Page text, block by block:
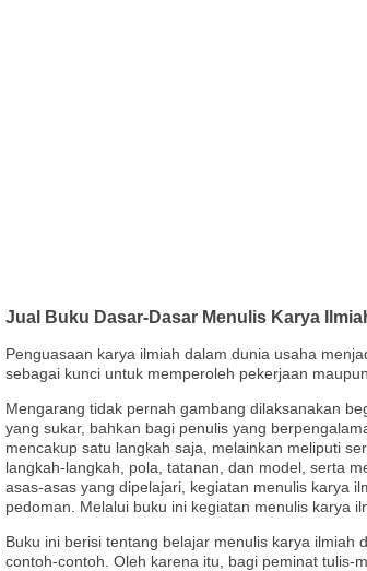
Jual Buku Dasar-Dasar Menulis Karya
Penguasaan karya ilmiah dalam dunia usaha
sebagai kunci untuk memperoleh pekerjaan
Mengarang tidak pernah gambang dilaksanakan
yang sukar, bahkan bagi penulis yang
mencakup satu langkah saja, melainkan meliputi
langkah-langkah, pola, tatanan, dan model, serta
asas-asas yang dipelajari, kegiatan menulis karya
pedoman. Melalui buku ini kegiatan menulis karya
Buku ini berisi tentang belajar menulis karya ilmiah
contoh-contoh. Oleh karena itu, bagi peminat tulis-